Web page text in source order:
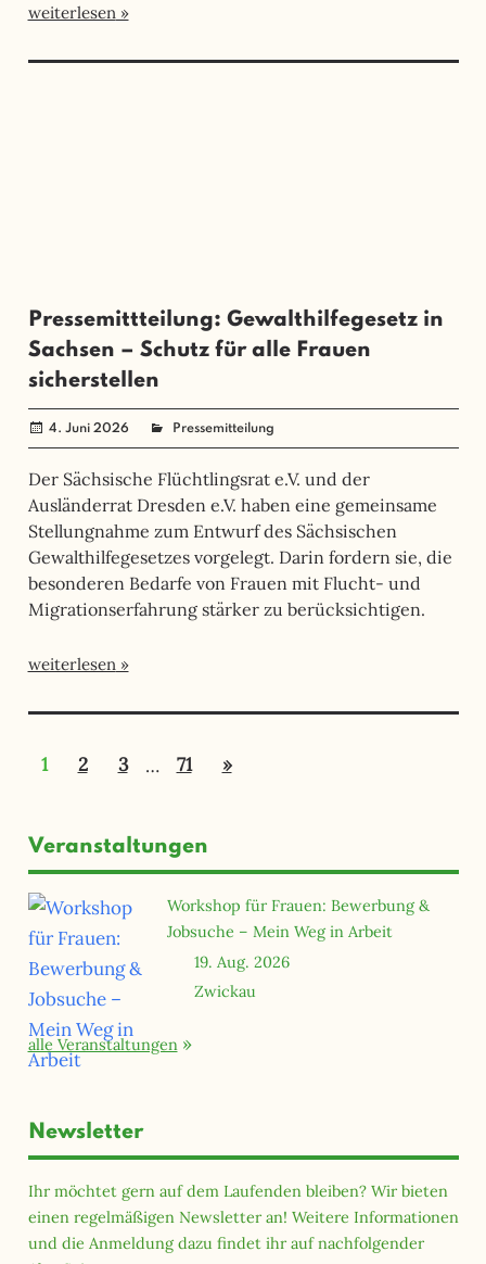
weiterlesen
Pressemittteilung: Gewalthilfegesetz in
Sachsen – Schutz für alle Frauen
sicherstellen
4. Juni 2026 angela mueller
Pressemitteilung
Der Sächsische Flüchtlingsrat e.V. und der
Ausländerrat Dresden e.V. haben eine gemeinsame
Stellungnahme zum Entwurf des Sächsischen
Gewalthilfegesetzes vorgelegt. Darin fordern sie, die
besonderen Bedarfe von Frauen mit Flucht- und
Migrationserfahrung stärker zu berücksichtigen.
weiterlesen
Seitennummerierung
1 2 3 … 71
Nächste
»
Veranstaltungen
Workshop für Frauen: Bewerbung &
Jobsuche – Mein Weg in Arbeit
19. Aug. 2026
Zwickau
alle Veranstaltungen
Newsletter
Ihr möchtet gern auf dem Laufenden bleiben? Wir bieten
einen regelmäßigen Newsletter an! Weitere Informationen
und die Anmeldung dazu findet ihr auf nachfolgender